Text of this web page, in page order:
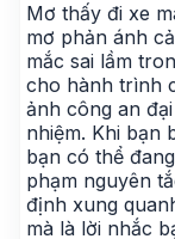
Mơ thấy đi xe
mơ phản ánh
mắc sai lầm
cho hành trình
ảnh công an
nhiệm. Khi bạn
bạn có thể
phạm nguyên
định xung
mà là lời nhắc